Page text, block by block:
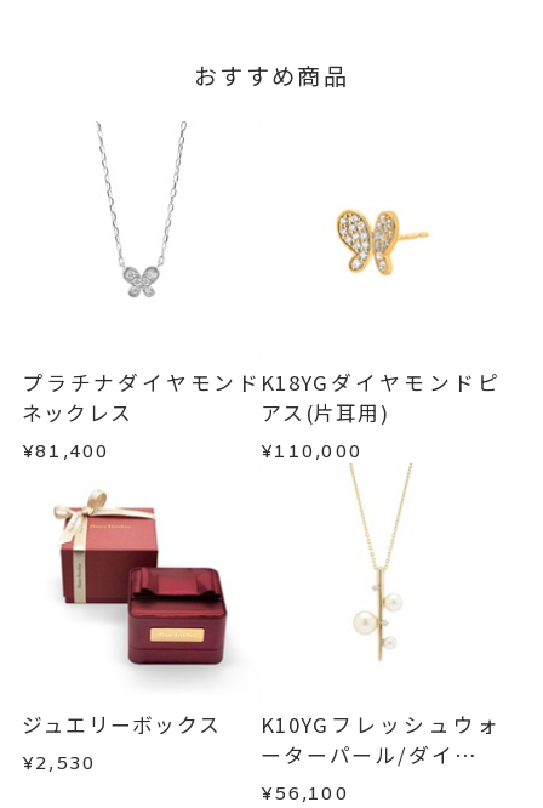
おすすめ商品
プラチナダイヤモンド
ネックレス
¥81,400
K18YGダイヤモンドピ
アス(片耳用)
¥110,000
ジュエリーボックス
¥2,530
K10YGフレッシュウォ
ーターパール/ダイヤモ
ンドネックレス
¥56,100